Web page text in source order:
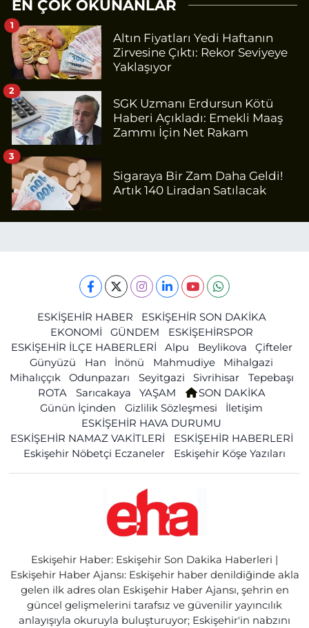
EN ÇOK OKUNANLAR
Altın Fiyatları Yedi Haftanın
Zirvesine Çıktı: Rekor Seviyeye
Yaklaşıyor
1
SGK Uzmanı Erdursun Kötü
Haberi Açıkladı: Emekli Maaş
Zammı İçin Net Rakam
2
Sigaraya Bir Zam Daha Geldi!
Artık 140 Liradan Satılacak
3
ESKİŞEHİR HABER
ESKİŞEHİR SON DAKİKA
EKONOMİ
GÜNDEM
ESKİŞEHİRSPOR
ESKİŞEHİR İLÇE HABERLERİ
Alpu Beylikova
Çifteler
Günyüzü
Han İnönü Mahmudiye
Mihalgazi
Mihalıççık
Odunpazarı Seyitgazi Sivrihisar
Tepebaşı
ROTA
Sarıcakaya YAŞAM
SON DAKİKA
Günün İçinden
Gizlilik Sözleşmesi
İletişim
ESKİŞEHİR HAVA DURUMU
ESKİŞEHİR NAMAZ VAKİTLERİ
ESKİŞEHİR HABERLERİ
Eskişehir Nöbetçi Eczaneler
Eskişehir Köşe Yazıları
Eskişehir Haber: Eskişehir Son Dakika Haberleri |
Eskişehir Haber Ajansı: Eskişehir haber denildiğinde akla
gelen ilk adres olan Eskişehir Haber Ajansı, şehrin en
güncel gelişmelerini tarafsız ve güvenilir yayıncılık
anlayışıyla okuruyla buluşturuyor; Eskişehir'in nabzını